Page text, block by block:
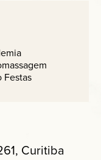
Festas
Curitiba